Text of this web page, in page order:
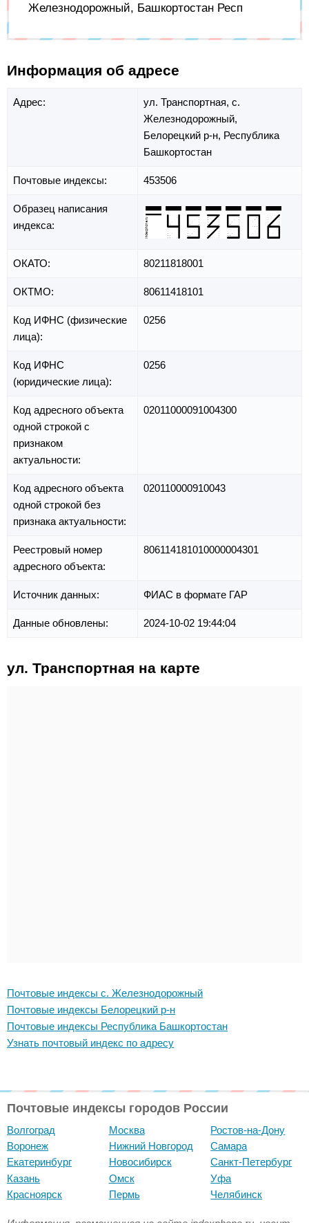
Железнодорожный, Башкортостан Респ
Информация об адресе
Адрес: ул. Транспортная, с.
Железнодорожный,
Белорецкий р-н, Республика
Башкортостан
Почтовые индексы: 453506
Образец написания
индекса:
ОКАТО: 80211818001
ОКТМО: 80611418101
Код ИФНС (физические
лица):
0256
Код ИФНС
(юридические лица):
0256
Код адресного объекта
одной строкой с
признаком
актуальности:
02011000091004300
Код адресного объекта
одной строкой без
признака актуальности:
020110000910043
Реестровый номер
адресного объекта:
806114181010000004301
Источник данных: ФИАС в формате ГАР
Данные обновлены: 2024-10-02 19:44:04
ул. Транспортная на карте
Почтовые индексы с. Железнодорожный
Почтовые индексы Белорецкий р-н
Почтовые индексы Республика Башкортостан
Узнать почтовый индекс по адресу
Почтовые индексы городов России
Волгоград
Воронеж
Екатеринбург
Казань
Красноярск
Москва
Нижний Новгород
Новосибирск
Омск
Пермь
Ростов-на-Дону
Самара
Санкт-Петербург
Уфа
Челябинск